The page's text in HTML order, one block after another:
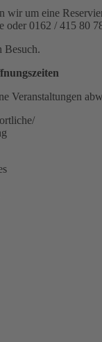
wir um eine
oder 0162 / 415 80
Besuch.
Veranstaltungen